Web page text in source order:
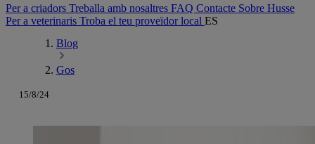
Per a criadors Treballa amb nosaltres FAQ Contacte Sobre Husse
Per a veterinaris Troba el teu proveïdor local ES
Blog
Gos
15/8/24